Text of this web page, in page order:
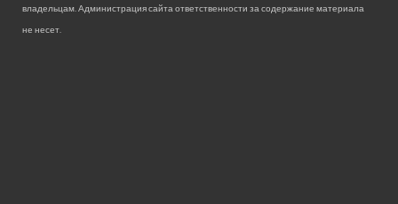
владельцам. Администрация сайта ответственности за содержание материала
не несет.